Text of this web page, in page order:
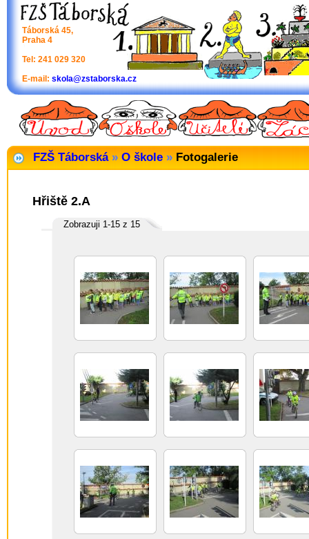
Táborská 45,
Praha 4
Tel: 241 029 320
E-mail: skola@zstaborska.cz
FZŠ Táborská » O škole » Fotogalerie
Hřiště 2.A
Zobrazuji 1-15 z 15